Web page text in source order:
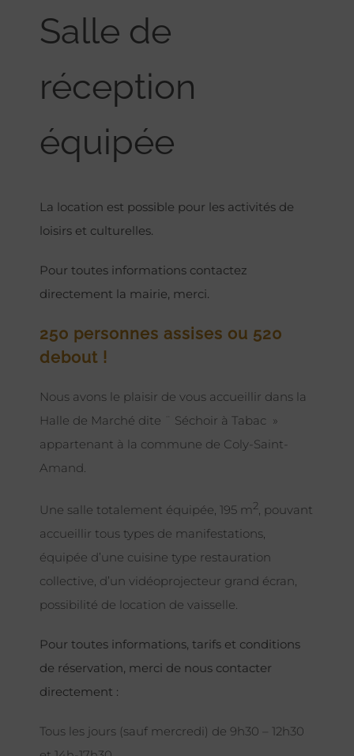
Salle de
réception
équipée
La location est possible pour les activités de
loisirs et culturelles.
Pour toutes informations contactez
directement la mairie, merci.
250 personnes assises ou 520
debout !
Nous avons le plaisir de vous accueillir dans la
Halle de Marché dite ¨ Séchoir à Tabac »
appartenant à la commune de Coly-Saint-
Amand.
Une salle totalement équipée, 195 m2, pouvant
accueillir tous types de manifestations,
équipée d’une cuisine type restauration
collective, d’un vidéoprojecteur grand écran,
possibilité de location de vaisselle.
Pour toutes informations, tarifs et conditions
de réservation, merci de nous contacter
directement :
Tous les jours (sauf mercredi) de 9h30 – 12h30